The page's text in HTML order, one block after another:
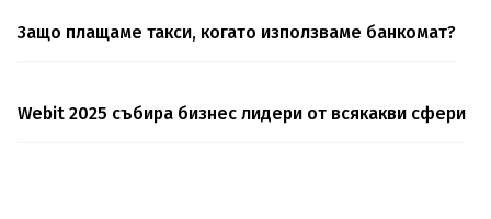
Защо плащаме такси, когато използваме банкомат?
Webit 2025 събира бизнес лидери от всякакви сфери